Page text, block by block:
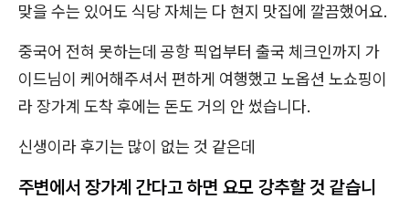
맞을 수는 있어도 식당 자체는 다 현지 맛집에 깔끔했어요.
중국어 전혀 못하는데 공항 픽업부터 출국 체크인까지 가
이드님이 케어해주셔서 편하게 여행했고 노옵션 노쇼핑이
라 장가계 도착 후에는 돈도 거의 안 썼습니다.
신생이라 후기는 많이 없는 것 같은데
주변에서 장가계 간다고 하면 요모 강추할 것 같습니